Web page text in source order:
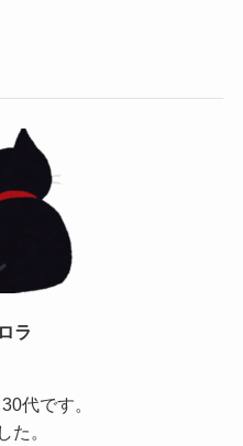
ラ
代です。
た。